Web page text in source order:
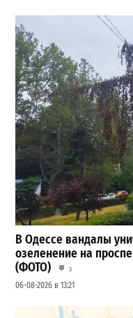
В Одессе вандалы
озеленение на
(ФОТО)
3
06-08-2026 в 13:21